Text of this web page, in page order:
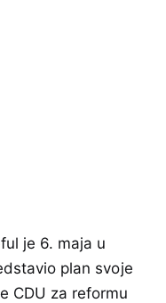
je 6. maja u
plan svoje
CDU za reformu